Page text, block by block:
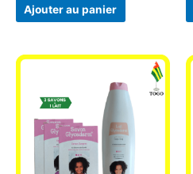
Ajouter au panier